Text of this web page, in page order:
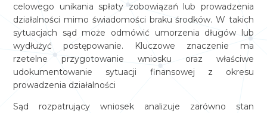
celowego unikania spłaty zobowiązań lub prowadzenia
działalności mimo świadomości braku środków. W takich
sytuacjach sąd może odmówić umorzenia długów lub
wydłużyć postępowanie. Kluczowe znaczenie ma
rzetelne przygotowanie wniosku oraz właściwe
udokumentowanie sytuacji finansowej z okresu
prowadzenia działalności
Sąd rozpatrujący wniosek analizuje zarówno stan